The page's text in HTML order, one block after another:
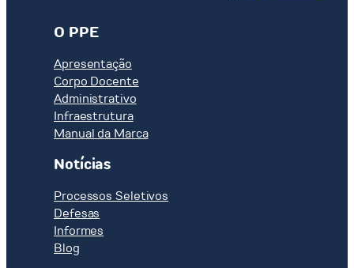
O PPE
Apresentação
Corpo Docente
Administrativo
Infraestrutura
Manual da Marca
Notícias
Processos Seletivos
Defesas
Informes
Blog